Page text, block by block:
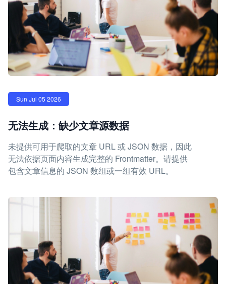
Sun Jul 05 2026
无法生成：缺少文章源数据
未提供可用于爬取的文章 URL 或 JSON 数据，因此
无法依据页面内容生成完整的 Frontmatter。请提供
包含文章信息的 JSON 数组或一组有效 URL。